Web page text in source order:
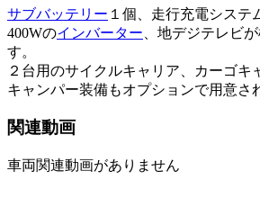
サブバッテリー １個、走行充電システ
400Wのインバーター 、地デジテレビ
す。
２台用のサイクルキャリア、カーゴキ
キャンパー装備もオプションで用意さ
関連動画
車両関連動画がありません